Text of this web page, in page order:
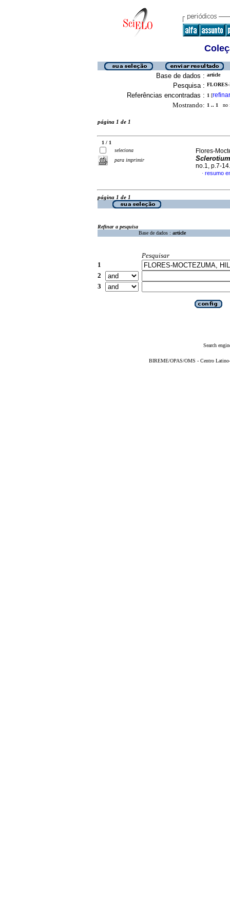
Base de dados : article
Pesquisa :
Referências encontradas : 1 [refinar
Mostrando: 1 .. 1 no
página 1 de 1
1 / 1
seleciona
para imprimir
Flores-
no.1, p.7-
· resumo
página 1 de 1
Refinar a pesquisa
Base de dados : article
Pesquisar
1
2
3
Search
BIREME/OPAS/OMS - Centro Latino-